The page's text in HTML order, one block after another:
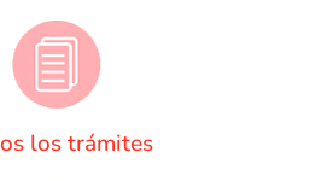
los trámites